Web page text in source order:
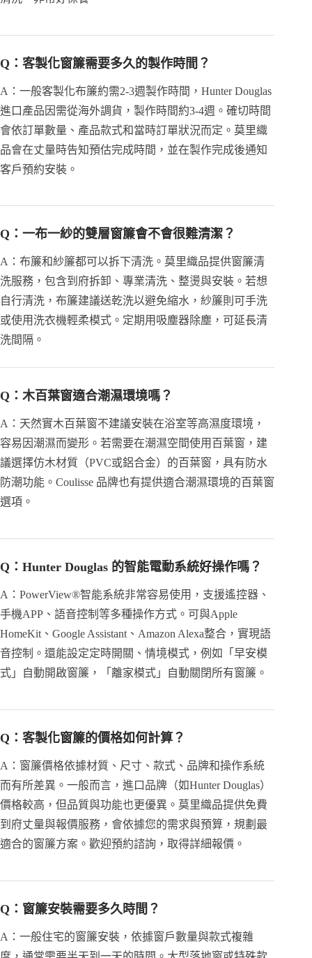
Q：客製化窗簾需要多久的製作時間？
A：一般客製化布簾約需2-3週製作時間，Hunter Douglas
進口產品因需從海外調貨，製作時間約3-4週。確切時間
會依訂單數量、產品款式和當時訂單狀況而定。莫里織
品會在丈量時告知預估完成時間，並在製作完成後通知
客戶預約安裝。
Q：一布一紗的雙層窗簾會不會很難清潔？
A：布簾和紗簾都可以拆下清洗。莫里織品提供窗簾清
洗服務，包含到府拆卸、專業清洗、整燙與安裝。若想
自行清洗，布簾建議送乾洗以避免縮水，紗簾則可手洗
或使用洗衣機輕柔模式。定期用吸塵器除塵，可延長清
洗間隔。
Q：木百葉窗適合潮濕環境嗎？
A：天然實木百葉窗不建議安裝在浴室等高濕度環境，
容易因潮濕而變形。若需要在潮濕空間使用百葉窗，建
議選擇仿木材質（PVC或鋁合金）的百葉窗，具有防水
防潮功能。Coulisse 品牌也有提供適合潮濕環境的百葉窗
選項。
Q：Hunter Douglas 的智能電動系統好操作嗎？
A：PowerView®智能系統非常容易使用，支援遙控器、
手機APP、語音控制等多種操作方式。可與Apple
HomeKit、Google Assistant、Amazon Alexa整合，實現語
音控制。還能設定定時開關、情境模式，例如「早安模
式」自動開啟窗簾，「離家模式」自動關閉所有窗簾。
Q：客製化窗簾的價格如何計算？
A：窗簾價格依據材質、尺寸、款式、品牌和操作系統
而有所差異。一般而言，進口品牌（如Hunter Douglas）
價格較高，但品質與功能也更優異。莫里織品提供免費
到府丈量與報價服務，會依據您的需求與預算，規劃最
適合的窗簾方案。歡迎預約諮詢，取得詳細報價。
Q：窗簾安裝需要多久時間？
A：一般住宅的窗簾安裝，依據窗戶數量與款式複雜